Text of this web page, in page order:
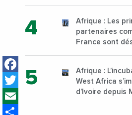
Facebook
Twitter
sur son campus
Nairobi dès
Afrique : Les
partenaires
France sont
Afrique :
West Africa
d’Ivoire depuis